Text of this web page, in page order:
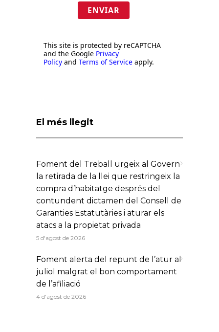
ENVIAR
This site is protected by reCAPTCHA
and the Google Privacy
Policy and Terms of Service apply.
El més llegit
Foment del Treball urgeix al Govern
la retirada de la llei que restringeix la
compra d’habitatge després del
contundent dictamen del Consell de
Garanties Estatutàries i aturar els
atacs a la propietat privada
5 d'agost de 2026
Foment alerta del repunt de l’atur al
juliol malgrat el bon comportament
de l’afiliació
4 d'agost de 2026